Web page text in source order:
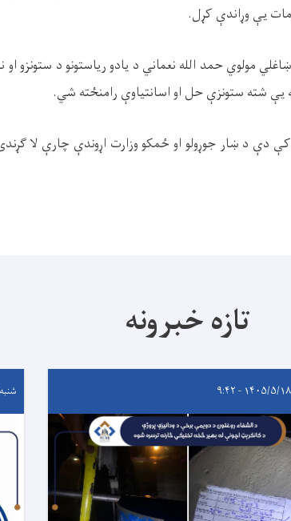
یې وړاندې کړل.
مولوي حمد الله نعماني د یادو ریاستونو د ستونزو او
شته ستونزې حل او اسانتیاوې رامنځته شي.
کې دې د ښار جوړولو او ځمکو وزارت اړوندې چارې لا
تازه خبرونه
شنبه ۱۴۰۵/۵/۱۷ - ۱۵:۱۹